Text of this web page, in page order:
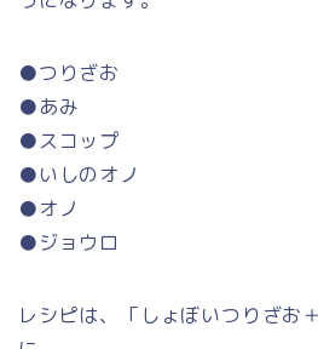
●つりざお
●あみ
●スコップ
●いしのオノ
●オノ
●ジョウロ
レシピは、「しょぼいつりざお